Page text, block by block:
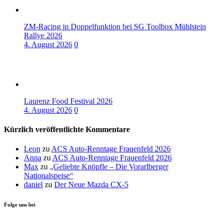
ZM-Racing in Doppelfunktion bei SG Toolbox Mühlstein
Rallye 2026
4. August 2026 0
Laurenz Food Festival 2026
4. August 2026 0
Kürzlich veröffentlichte Kommentare
Leon zu ACS Auto-Renntage Frauenfeld 2026
Anna zu ACS Auto-Renntage Frauenfeld 2026
Max zu „Geliebte Knöpfle – Die Vorarlberger
Nationalspeise“
daniel zu Der Neue Mazda CX-5
Folge uns bei